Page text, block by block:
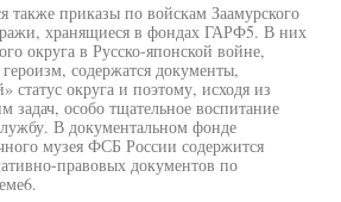
также приказы по войскам Заамурского
хранящиеся в фондах ГАРФ5. В них
округа в Русско-японской войне,
содержатся документы,
статус округа и поэтому, исходя из
задач, особо тщательное воспитание
В документальном фонде
музея ФСБ России содержится
правовых документов по